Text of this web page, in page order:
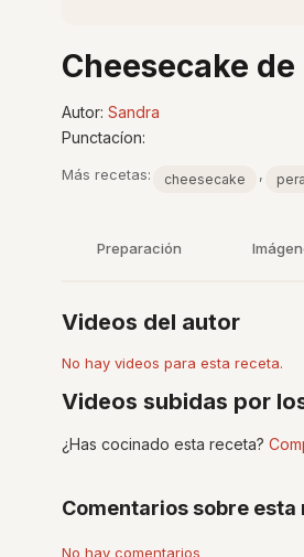
Cheesecake
Autor: Sandra
Punctacíon:
Más recetas: cheesecake ,
Preparación
Videos del autor
No hay videos para esta receta.
Videos subidas por
¿Has cocinado esta receta?
Comentarios sobre esta
No hay comentarios